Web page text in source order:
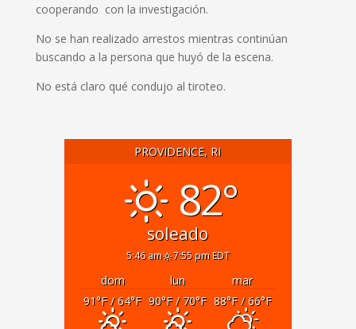
cooperando con la investigación.
No se han realizado arrestos mientras continúan
buscando a la persona que huyó de la escena.
No está claro qué condujo al tiroteo.
PROVIDENCE, RI
82°
soleado
5:46 am 7:55 pm EDT
dom lun
mar
91°F/ 64°F 90°F/ 70°F 88°F/ 66°F